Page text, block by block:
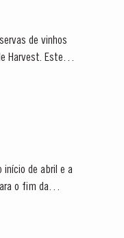
de vinhos
Harvest. Estes
início de abril e a
o fim da